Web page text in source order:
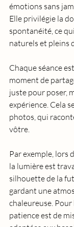
émotions sans
Elle privilégie la
spontanéité, ce
naturels et pleins
Chaque séance
moment de
juste pour poser,
expérience. Cela
photos, qui
vôtre.
Par exemple, lors
la lumière est
silhouette de la
gardant une
chaleureuse. Pour
patience est de